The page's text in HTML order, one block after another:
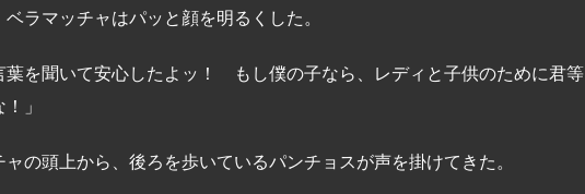
ラマッチャはパッと顔を明るくした。
を聞いて安心したよッ！ もし僕の子なら、レディと子供のために君等
」
の頭上から、後ろを歩いているパンチョスが声を掛けてきた。